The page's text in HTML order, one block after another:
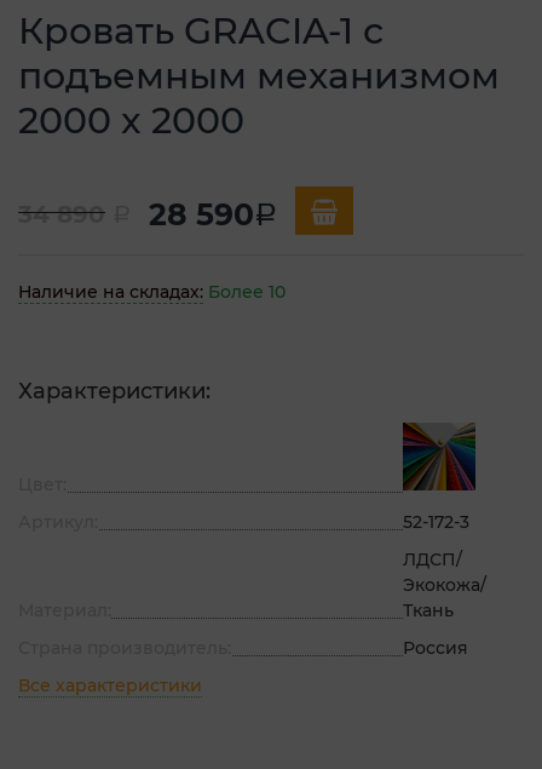
Кровать GRACIA-1 с
подъемным механизмом
2000 x 2000
34 890 28 590a
Наличие на складах: Более 10
Характеристики:
52-172-3
ЛДСП/
Экокожа/
Ткань
Россия
Все характеристики